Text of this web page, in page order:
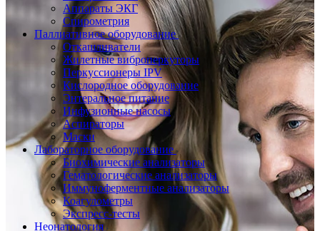
Аппараты ЭКГ
Спирометрия
Паллиативное оборудование
Откашливатели
Жилетные виброперкуторы
Перкуссионеры IPV
Кислородное оборудование
Энтеральное питание
Инфузионные насосы
Аспираторы
Маски
Лабораторное оборудование
Биохимические анализаторы
Гематологические анализаторы
Иммуноферментные анализаторы
Коагулометры
Экспресс-тесты
Неонатология